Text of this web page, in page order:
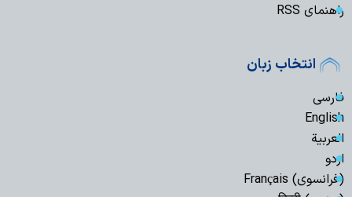
راهنمای RSS
انتخاب زبان
فارسی
English
العربیة
اردو
(فرانسوی) Français